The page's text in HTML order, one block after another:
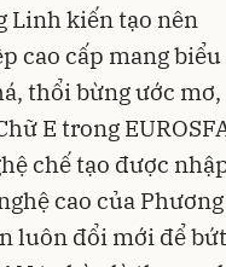
Linh kiến tạo nên
cao cấp mang biểu
thổi bừng ước mơ,
E trong
chế tạo được
cao của Phương
luôn đổi mới để